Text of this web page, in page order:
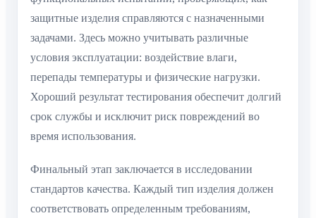
защитные изделия справляются с назначенными
задачами. Здесь можно учитывать различные
условия эксплуатации: воздействие влаги,
перепады температуры и физические нагрузки.
Хороший результат тестирования обеспечит долгий
срок службы и исключит риск повреждений во
время использования.
Финальный этап заключается в исследовании
стандартов качества. Каждый тип изделия должен
соответствовать определенным требованиям,